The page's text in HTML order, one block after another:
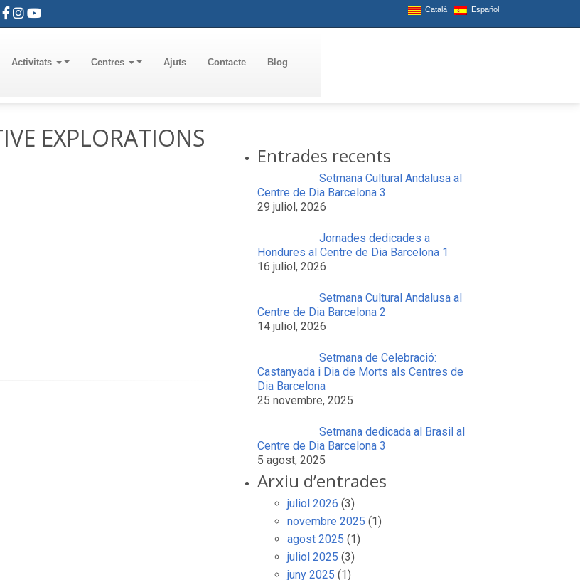
Català Español
Activitats Centres Ajuts Contacte Blog
EXPLORATIONS
Entrades recents
Setmana Cultural Andalusa al
Centre de Dia Barcelona 3
29 juliol, 2026
Jornades dedicades a
Hondures al Centre de Dia Barcelona 1
16 juliol, 2026
Setmana Cultural Andalusa al
Centre de Dia Barcelona 2
14 juliol, 2026
Setmana de Celebració:
Castanyada i Dia de Morts als Centres de
Dia Barcelona
25 novembre, 2025
Setmana dedicada al Brasil al
Centre de Dia Barcelona 3
5 agost, 2025
Arxiu d’entrades
juliol 2026 (3)
novembre 2025 (1)
agost 2025 (1)
juliol 2025 (3)
juny 2025 (1)